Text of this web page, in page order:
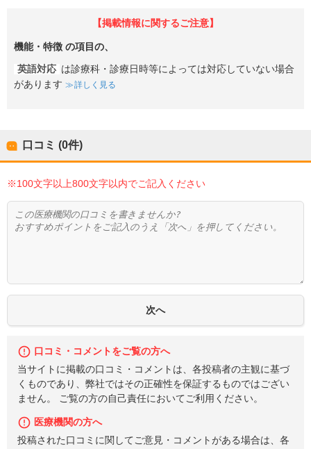
【掲載情報に関するご注意】
機能・特徴 の項目の、
英語対応 は診療科・診療日時等によっては対応していない場合
があります
詳しく見る
口コミ (0件)
※100文字以上800文字以内でご記入ください
口コミ・コメントをご覧の方へ
当サイトに掲載の口コミ・コメントは、各投稿者の主観に基づ
くものであり、弊社ではその正確性を保証するものではござい
ません。 ご覧の方の自己責任においてご利用ください。
医療機関の方へ
投稿された口コミに関してご意見・コメントがある場合は、各